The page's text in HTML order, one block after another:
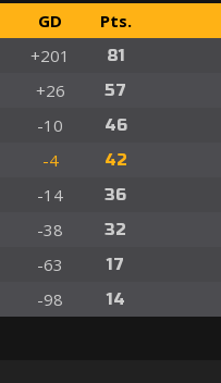
GD Pts.
+201 81
+26 57
-10 46
-4 42
-14 36
-38 32
-63 17
-98 14